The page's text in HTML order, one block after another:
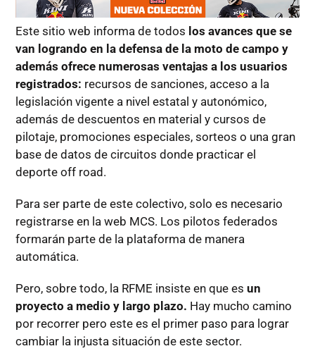
Este sitio web informa de todos los avances que se
van logrando en la defensa de la moto de campo y
además ofrece numerosas ventajas a los usuarios
registrados: recursos de sanciones, acceso a la
legislación vigente a nivel estatal y autonómico,
además de descuentos en material y cursos de
pilotaje, promociones especiales, sorteos o una gran
base de datos de circuitos donde practicar el
deporte off road.
Para ser parte de este colectivo, solo es necesario
registrarse en la web MCS. Los pilotos federados
formarán parte de la plataforma de manera
automática.
Pero, sobre todo, la RFME insiste en que es un
proyecto a medio y largo plazo. Hay mucho camino
por recorrer pero este es el primer paso para lograr
cambiar la injusta situación de este sector.